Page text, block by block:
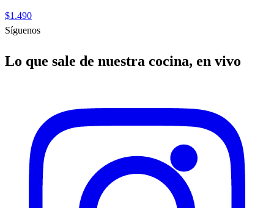
$1.490
Síguenos
Lo que sale de nuestra cocina, en vivo